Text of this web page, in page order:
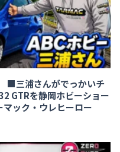
■三浦さんがでっかいチ
GTRを静岡ホビーショー
ック・ウレヒーロー